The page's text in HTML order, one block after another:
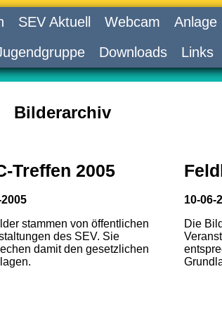
SEV Aktuell Webcam Anlage
Downloads Links
Bilderarchiv
Treffen 2005
stammen von öffentlichen
des SEV. Sie
damit den gesetzlichen
10-06-
Die